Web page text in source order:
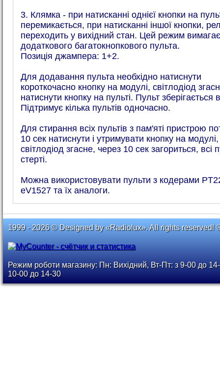
3. Клямка - при натисканні однієї кнопки на
перемикається, при натисканні іншої кнопки,
переходить у вихідний стан. Цей режим вимагає
додаткового багатокнопкового пульта.
Позиція джампера: 1+2.
Для додавання пульта необхідно натиснути
короткочасно кнопку на модулі, світлодіод
натиснути кнопку на пульті. Пульт зберігається
Підтримує кілька пультів одночасно.
Для стирання всіх пультів з пам'яті пристрою
10 сек натиснути і утримувати кнопку на модулі,
світлодіод згасне, через 10 сек загориться, всі
стерті.
Можна використовувати пульти з кодерами
eV1527 та їх аналоги.
1999 - 2026 © Designed by «Radiolux». All rights reserved!
Режим роботи магазину: Пн: Вихідний, Вт-Пт: з 9-00 до
10-00 до 14-30